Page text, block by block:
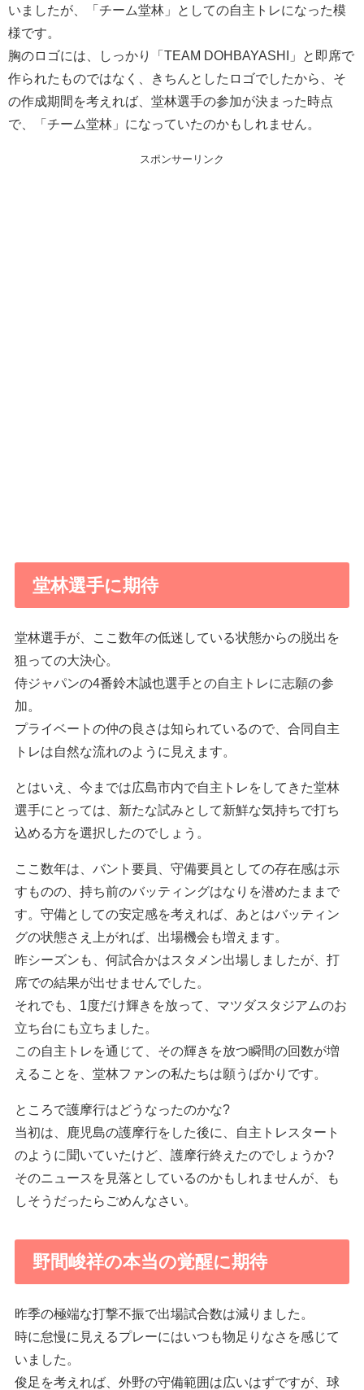
いましたが、「チーム堂林」としての自主トレになった模
様です。
胸のロゴには、しっかり「TEAM DOHBAYASHI」と即席で
作られたものではなく、きちんとしたロゴでしたから、そ
の作成期間を考えれば、堂林選手の参加が決まった時点
で、「チーム堂林」になっていたのかもしれません。
スポンサーリンク
堂林選手に期待
堂林選手が、ここ数年の低迷している状態からの脱出を
狙っての大決心。
侍ジャパンの4番鈴木誠也選手との自主トレに志願の参
加。
プライベートの仲の良さは知られているので、合同自主
トレは自然な流れのように見えます。
とはいえ、今までは広島市内で自主トレをしてきた堂林
選手にとっては、新たな試みとして新鮮な気持ちで打ち
込める方を選択したのでしょう。
ここ数年は、バント要員、守備要員としての存在感は示
すものの、持ち前のバッティングはなりを潜めたままで
す。守備としての安定感を考えれば、あとはバッティン
グの状態さえ上がれば、出場機会も増えます。
昨シーズンも、何試合かはスタメン出場しましたが、打
席での結果が出せませんでした。
それでも、1度だけ輝きを放って、マツダスタジアムのお
立ち台にも立ちました。
この自主トレを通じて、その輝きを放つ瞬間の回数が増
えることを、堂林ファンの私たちは願うばかりです。
ところで護摩行はどうなったのかな?
当初は、鹿児島の護摩行をした後に、自主トレスタート
のように聞いていたけど、護摩行終えたのでしょうか?
そのニュースを見落としているのかもしれませんが、も
しそうだったらごめんなさい。
野間峻祥の本当の覚醒に期待
昨季の極端な打撃不振で出場試合数は減りました。
時に怠慢に見えるプレーにはいつも物足りなさを感じて
いました。
俊足を考えれば、外野の守備範囲は広いはずですが、球